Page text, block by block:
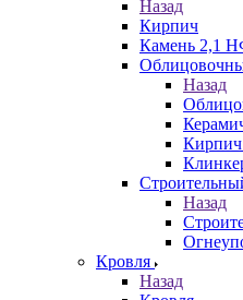
Назад
Кирпич
Камень 2,1
Назад
Назад
Кровля
Назад